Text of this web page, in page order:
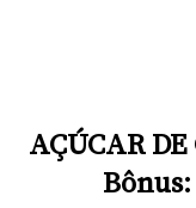
AÇÚCAR DE